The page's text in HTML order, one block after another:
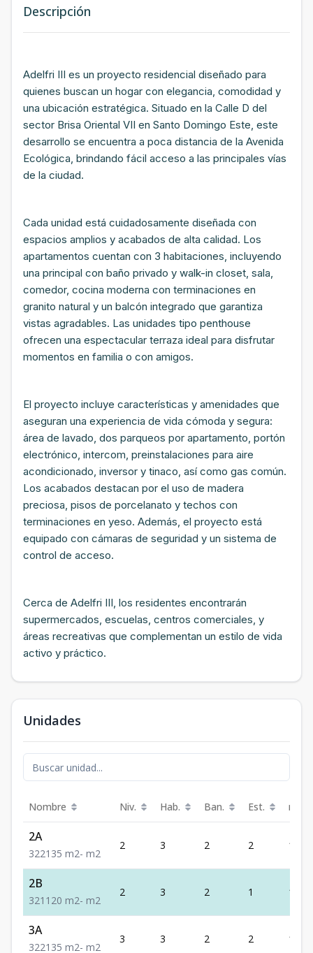
Descripción
Adelfri III es un proyecto residencial diseñado para
quienes buscan un hogar con elegancia, comodidad y
una ubicación estratégica. Situado en la Calle D del
sector Brisa Oriental VII en Santo Domingo Este, este
desarrollo se encuentra a poca distancia de la Avenida
Ecológica, brindando fácil acceso a las principales vías
de la ciudad.
Cada unidad está cuidadosamente diseñada con
espacios amplios y acabados de alta calidad. Los
apartamentos cuentan con 3 habitaciones, incluyendo
una principal con baño privado y walk-in closet, sala,
comedor, cocina moderna con terminaciones en
granito natural y un balcón integrado que garantiza
vistas agradables. Las unidades tipo penthouse
ofrecen una espectacular terraza ideal para disfrutar
momentos en familia o con amigos.
El proyecto incluye características y amenidades que
aseguran una experiencia de vida cómoda y segura:
área de lavado, dos parqueos por apartamento, portón
electrónico, intercom, preinstalaciones para aire
acondicionado, inversor y tinaco, así como gas común.
Los acabados destacan por el uso de madera
preciosa, pisos de porcelanato y techos con
terminaciones en yeso. Además, el proyecto está
equipado con cámaras de seguridad y un sistema de
control de acceso.
Cerca de Adelfri III, los residentes encontrarán
supermercados, escuelas, centros comerciales, y
áreas recreativas que complementan un estilo de vida
activo y práctico.
Unidades
Nombre Niv. Hab. Ban. Est. m²
2A
322135 m2- m2
2 3 2 2 135
2B
321 120 m2- m2
2 3 2 1 120
3A
322135 m2- m2
3 3 2 2 135